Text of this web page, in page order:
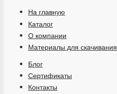
На главную
Каталог
О компании
Материалы для скачивания
Блог
Сертификаты
Контакты